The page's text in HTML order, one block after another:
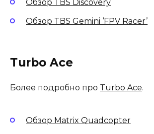
Обзор TBS Discovery
Обзор TBS Gemini ‘FPV Racer’
Turbo Ace
Более подробно про Turbo Ace.
Обзор Matrix Quadcopter